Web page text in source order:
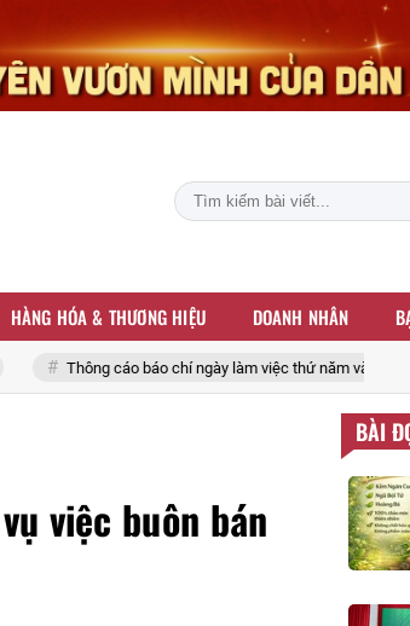
HÀNG HÓA & THƯƠNG HIỆU DOANH NHÂN
chí ngày làm việc thứ năm và bế mạc Hội nghị Trung ương
việc buôn bán
BÀI